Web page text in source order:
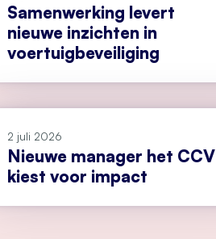
Samenwerking levert
nieuwe inzichten in
voertuigbeveiliging
2 juli 2026
Nieuwe manager het CCV
kiest voor impact